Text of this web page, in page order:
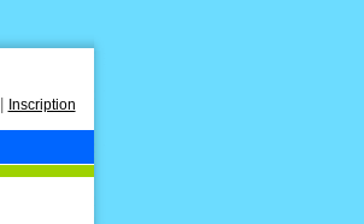
Inscription